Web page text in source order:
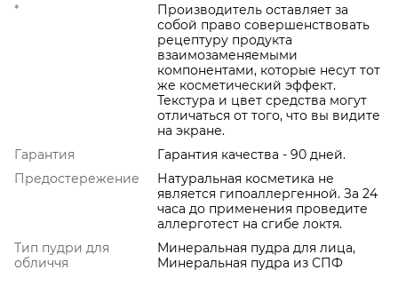
*
Производитель оставляет за
собой право совершенствовать
рецептуру продукта
взаимозаменяемыми
компонентами, которые несут тот
же косметический эффект.
Текстура и цвет средства могут
отличаться от того, что вы видите
на экране.
Гарантия
Гарантия качества - 90 дней.
Предостережение
Натуральная косметика не
является гипоаллергенной. За 24
часа до применения проведите
аллерготест на сгибе локтя.
Тип пудри для
обличчя
Минеральная пудра для лица,
Минеральная пудра из СПФ